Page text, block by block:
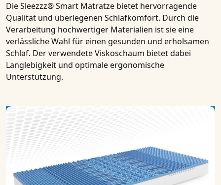
Die Sleezzz® Smart Matratze bietet hervorragende
Qualität und überlegenen Schlafkomfort. Durch die
Verarbeitung hochwertiger Materialien ist sie eine
verlässliche Wahl für einen gesunden und erholsamen
Schlaf. Der verwendete Viskoschaum bietet dabei
Langlebigkeit und optimale ergonomische
Unterstützung.